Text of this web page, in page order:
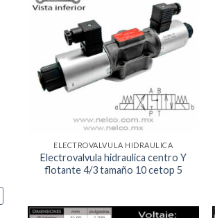
a la
Lista de
deseos
ELECTROVALVULA HIDRAULICA
Electrovalvula hidraulica centro Y
flotante 4/3 tamaño 10 cetop 5